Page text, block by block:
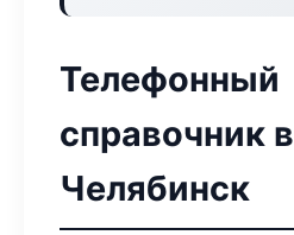
Телефонный
справочник в
Челябинск